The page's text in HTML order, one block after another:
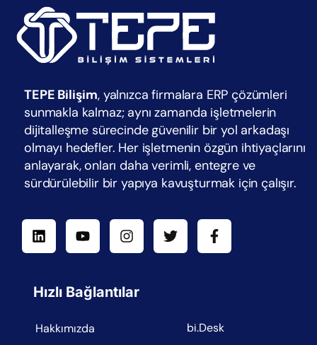
TEPE Bilişim, yalnızca firmalara ERP çözümleri
sunmakla kalmaz; aynı zamanda işletmelerin
dijitalleşme sürecinde güvenilir bir yol arkadaşı
olmayı hedefler. Her işletmenin özgün ihtiyaçlarını
anlayarak, onları daha verimli, entegre ve
sürdürülebilir bir yapıya kavuşturmak için çalışır.
Hızlı Bağlantılar
Hakkımızda
bi.Desk